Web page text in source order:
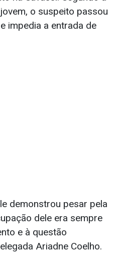
o suspeito passou
impedia a entrada de
demonstrou pesar pela
dele era sempre
e à questão
Ariadne Coelho.